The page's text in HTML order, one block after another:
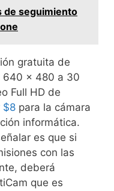
de seguimiento
gratuita de
640 × 480 a 30
Full HD de
$8 para la cámara
informática.
es que si
con las
deberá
que es